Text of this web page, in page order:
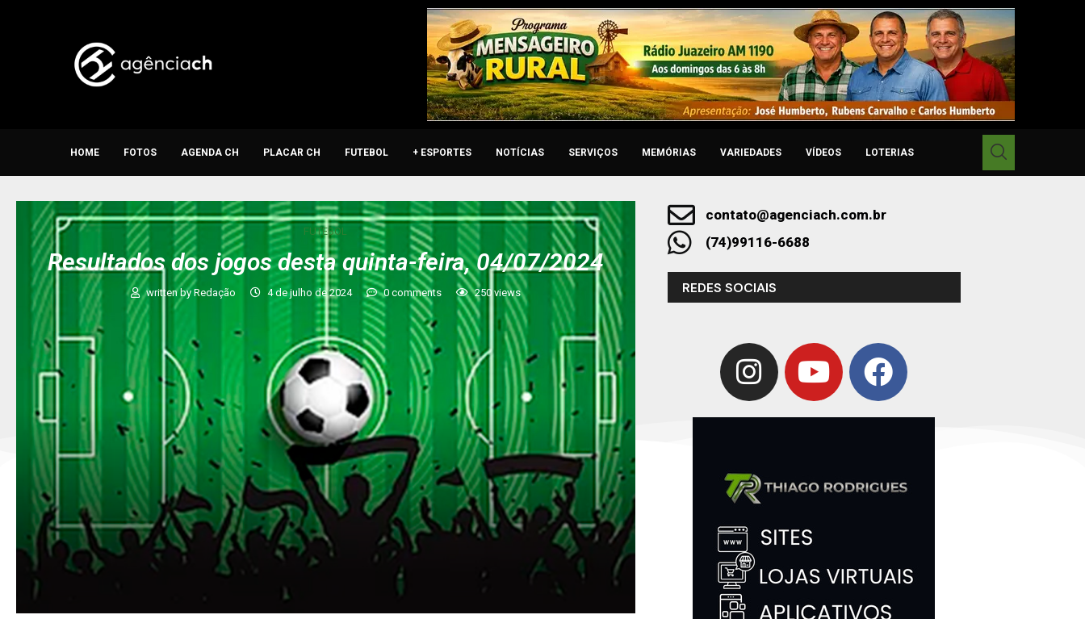
HOME FOTOS AGENDA CH PLACAR CH FUTEBOL + ESPORTES NOTÍCIAS SERVIÇOS MEMÓRIAS VARIEDADES VÍDEOS LOTERIAS
FUTEBOL
Resultados dos jogos desta quinta-feira, 04/07/2024
written by Redação 4 de julho de 2024 0 comments 250views
contato@agenciach.com.br
(74)99116-6688
REDES SOCIAIS